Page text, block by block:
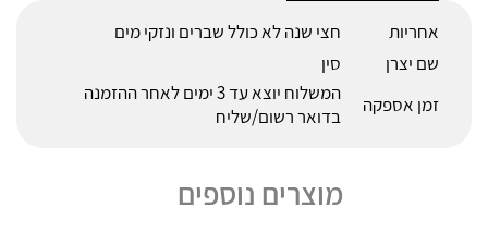
אחריות
חצי שנה לא כולל שברים ונזקי מים
שם יצרן
סין
זמן אספקה
המשלוח יוצא עד 3 ימים לאחר ההזמנה
בדואר רשום/שליח
מוצרים נוספים